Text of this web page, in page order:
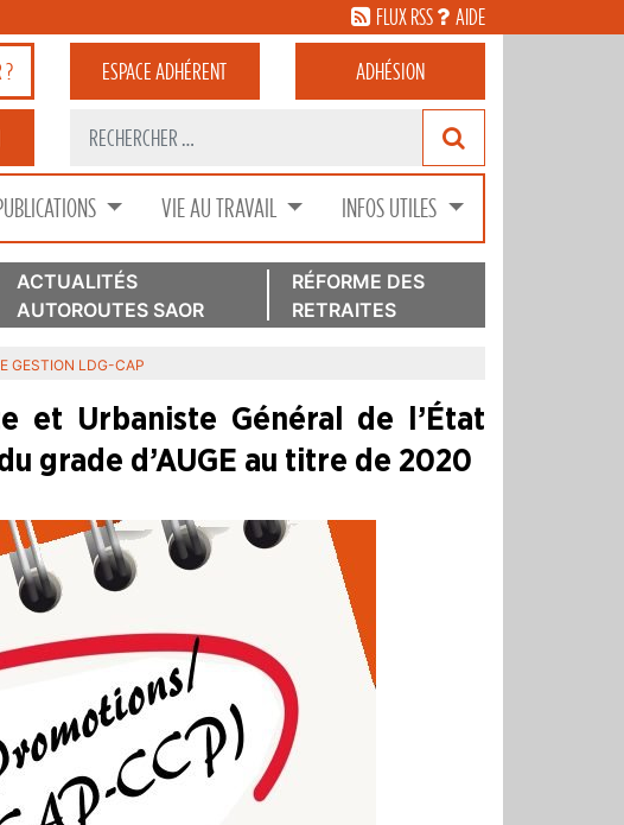
FLUX RSS AIDE
? ESPACEADHÉRENT ADHÉSION
VIE AU TRAVAIL INFOS UTILES
ACTUALITÉS
AUTOROUTES SAOR
RÉFORME DES
RETRAITES
GESTION LDG-CAP
et Urbaniste Général de l’État
grade d’AUGE au titre de 2020